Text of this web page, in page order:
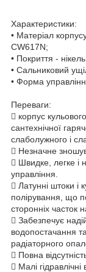
Характеристики:
• Матеріал
CW617N;
• Покриття - нікель
• Сальниковий
• Форма
Переваги:
 корпус
сантехнічної
слаболужного і
 Незначне
 Швидке, легке і
управління.
 Латунні штоки і
полірування, що
сторонніх часток
 Забезпечує
водопостачання та
радіаторного
 Повна
 Малі